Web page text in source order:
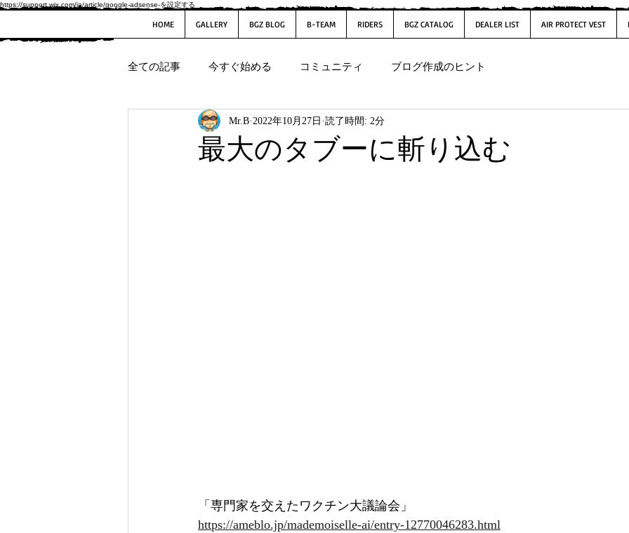
https://support.wix.com/ja/article/google-adsense-を設定する
HOME GALLERY BGZ BLOG B-TEAM RIDERS BGZ CATALOG DEALER LIST AIR PROTECT VEST
全ての記事 今すぐ始める コミュニティ ブログ作成のヒント
最大のタブーに斬り込む
Mr.B 2022年10月27日 読了時間: 2分
「専門家を交えたワクチン大議論会」
https://ameblo.jp/mademoiselle-ai/entry-12770046283.html